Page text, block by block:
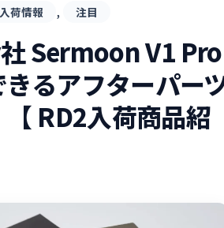
荷情報 , 注目
Sermoon V1 Pro
るアフターパー
RD2入荷商品紹